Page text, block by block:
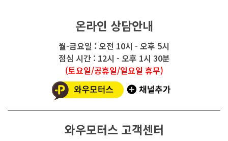
온라인 상담안내
월-금요일 : 오전 10시 - 오후 5시
점심 시간 : 12시 - 오후 1시 30분
(토요일/공휴일/일요일 휴무)
와우모터스 고객센터